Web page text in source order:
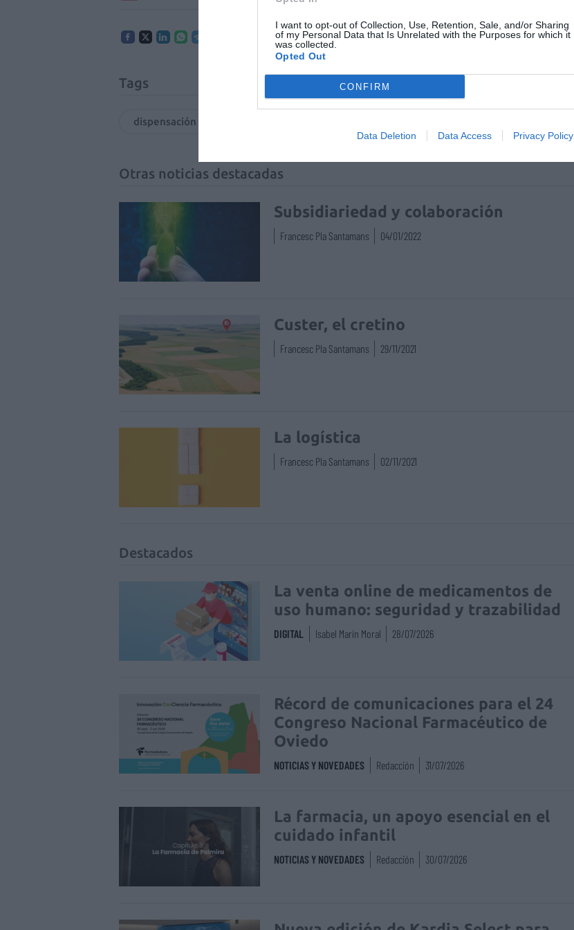
I want to opt-out of Collection, Use, Retention, Sale, and/or Sharing
of my Personal Data that Is Unrelated with the Purposes for which it
was collected.
Opted Out
CONFIRM
Data Deletion Data Access Privacy Policy
Tags
dispensación colaborativa
Otras noticias destacadas
Subsidiariedad y colaboración
Francesc Pla Santamans 04/01/2022
Custer, el cretino
Francesc Pla Santamans 29/11/2021
La logística
Francesc Pla Santamans 02/11/2021
Destacados
La venta online de medicamentos de
uso humano: seguridad y trazabilidad
DIGITAL Isabel Marín Moral 28/07/2026
Récord de comunicaciones para el 24
Congreso Nacional Farmacéutico de
Oviedo
NOTICIAS Y NOVEDADES Redacción 31/07/2026
La farmacia, un apoyo esencial en el
cuidado infantil
NOTICIAS Y NOVEDADES Redacción 30/07/2026